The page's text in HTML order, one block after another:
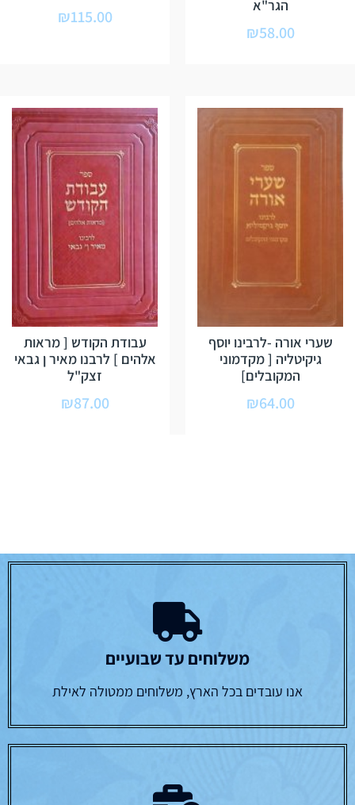
הגר"א
₪58.00
₪115.00
שערי אורה -לרבינו יוסף
גיקיטליה [ מקדמוני
המקובלים]
₪64.00
עבודת הקודש [ מראות
אלהים ] לרבנו מאיר ן גבאי
זצק"ל
₪87.00
משלוחים עד שבועיים
אנו עובדים בכל הארץ, משלוחים ממטולה לאילת